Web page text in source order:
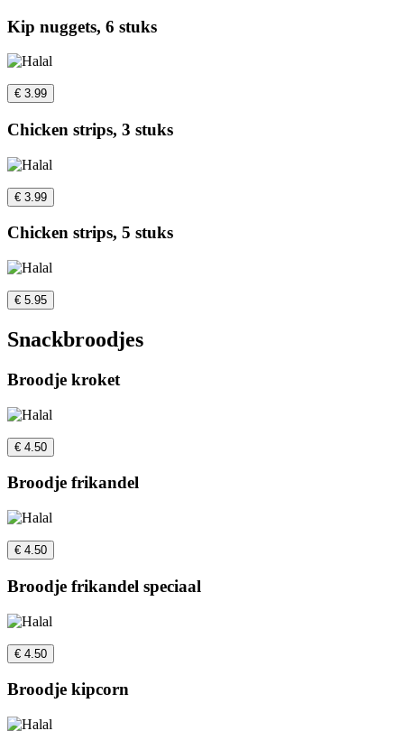
Kip nuggets, 6 stuks
€ 3.99
Chicken strips, 3 stuks
€ 3.99
Chicken strips, 5 stuks
€ 5.95
Snackbroodjes
Broodje kroket
€ 4.50
Broodje frikandel
€ 4.50
Broodje frikandel speciaal
€ 4.50
Broodje kipcorn